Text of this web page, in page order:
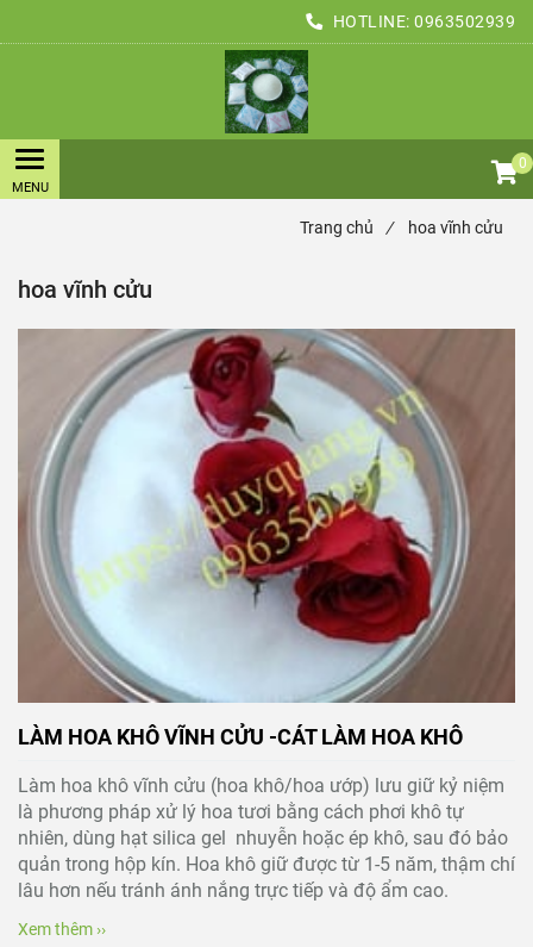
HOTLINE: 0963502939
0
Trang chủ / hoa vĩnh cửu
hoa vĩnh cửu
LÀM HOA KHÔ VĨNH CỬU -CÁT LÀM HOA KHÔ
Làm hoa khô vĩnh cửu (hoa khô/hoa ướp) lưu giữ kỷ niệm
là phương pháp xử lý hoa tươi bằng cách phơi khô tự
nhiên, dùng hạt silica gel nhuyễn hoặc ép khô, sau đó bảo
quản trong hộp kín. Hoa khô giữ được từ 1-5 năm, thậm chí
lâu hơn nếu tránh ánh nắng trực tiếp và độ ẩm cao.
Xem thêm ››